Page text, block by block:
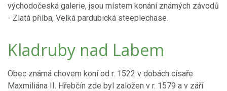
východočeská galerie, jsou místem konání známých závodů
- Zlatá přilba, Velká pardubická steeplechase.
Kladruby nad Labem
Obec známá chovem koní od r. 1522 v dobách císaře
Maxmiliána II. Hřebčín zde byl založen v r. 1579 a v září